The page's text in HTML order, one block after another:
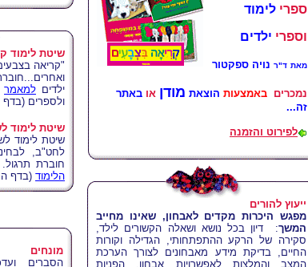
ספרי לימוד
וספרי ילדים
מאת ד"ר נויה ספקטור
נמכרים באמצעות הוצאת מודן או באתר
זה...
לפירוט והזמנה
ייעוץ להורים
מפגש היכרות מקדים לאבחון, שאינו מחייב
המשך: דיון בכל נושא ושאלה הקשורים לילד,
סקירה של הרקע ההתפתחותי, הגדילה וקורות
החיים, בדיקת מידע מאבחונים לצורך הערכת
המצב והמלצות לאפשרויות אבחון, הפניות
שיטת לימוד
"קריאה
ילדים למאמר
ולספרים (בדף
שיטת לימוד
שיטת לימוד
לחט"ב,
חוברת תרגול.
הלימוד (בדף
מונחים
הסברים